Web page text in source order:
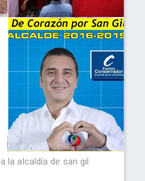
la alcaldía de san gil